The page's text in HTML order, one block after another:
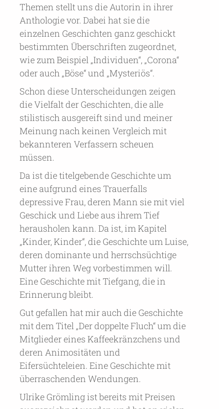
Themen stellt uns die Autorin in ihrer
Anthologie vor. Dabei hat sie die
einzelnen Geschichten ganz geschickt
bestimmten Überschriften zugeordnet,
wie zum Beispiel „Individuen“, „Corona“
oder auch „Böse“ und „Mysteriös“.
Schon diese Unterscheidungen zeigen
die Vielfalt der Geschichten, die alle
stilistisch ausgereift sind und meiner
Meinung nach keinen Vergleich mit
bekannteren Verfassern scheuen
müssen.
Da ist die titelgebende Geschichte um
eine aufgrund eines Trauerfalls
depressive Frau, deren Mann sie mit viel
Geschick und Liebe aus ihrem Tief
herausholen kann. Da ist, im Kapitel
„Kinder, Kinder“, die Geschichte um Luise,
deren dominante und herrschsüchtige
Mutter ihren Weg vorbestimmen will.
Eine Geschichte mit Tiefgang, die in
Erinnerung bleibt.
Gut gefallen hat mir auch die Geschichte
mit dem Titel „Der doppelte Fluch“ um die
Mitglieder eines Kaffeekränzchens und
deren Animositäten und
Eifersüchteleien. Eine Geschichte mit
überraschenden Wendungen.
Ulrike Grömling ist bereits mit Preisen